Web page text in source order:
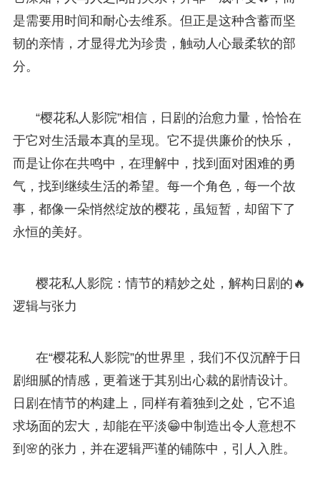
是需要用时间和耐心去维系。但正是这种含蓄而坚
韧的亲情，才显得尤为珍贵，触动人心最柔软的部
分。
“樱花私人影院”相信，日剧的治愈力量，恰恰在
于它对生活最本真的呈现。它不提供廉价的快乐，
而是让你在共鸣中，在理解中，找到面对困难的勇
气，找到继续生活的希望。每一个角色，每一个故
事，都像一朵悄然绽放的樱花，虽短暂，却留下了
永恒的美好。
樱花私人影院：情节的精妙之处，解构日剧的🔥
逻辑与张力
在“樱花私人影院”的世界里，我们不仅沉醉于日
剧细腻的情感，更着迷于其别出心裁的剧情设计。
日剧在情节的构建上，同样有着独到之处，它不追
求场面的宏大，却能在平淡😁中制造出令人意想不
到🌸的张力，并在逻辑严谨的铺陈中，引人入胜。